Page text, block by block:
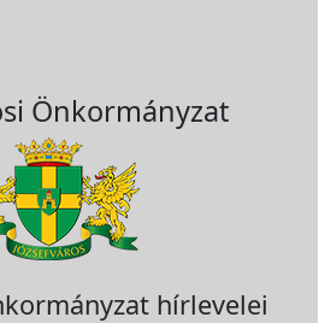
Önkormányzat
hírlevelei